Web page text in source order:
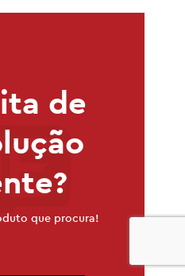
de
que procura!